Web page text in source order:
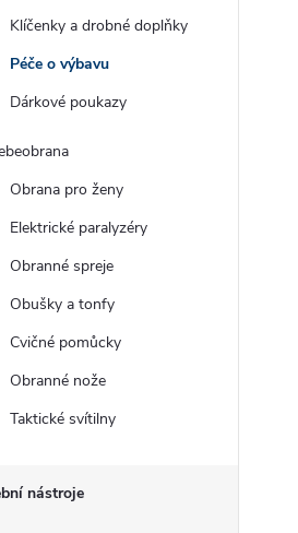
Klíčenky a drobné doplňky
Péče o výbavu
Dárkové poukazy
Obrana pro ženy
Elektrické paralyzéry
Obranné spreje
Obušky a tonfy
Cvičné pomůcky
Obranné nože
Taktické svítilny
nástroje